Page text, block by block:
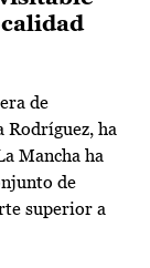
de
Rodríguez, ha
Mancha ha
de
superior a